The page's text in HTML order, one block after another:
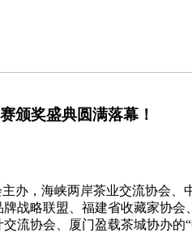
颁奖盛典圆满落幕！
办，海峡两岸茶业交流协会
战略联盟、福建省收藏家协
流协会、厦门盈载茶城协办